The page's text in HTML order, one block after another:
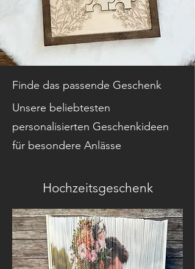
Finde das passende Geschenk
Unsere beliebtesten
personalisierten Geschenkideen
für besondere Anlässe
Hochzeitsgeschenk